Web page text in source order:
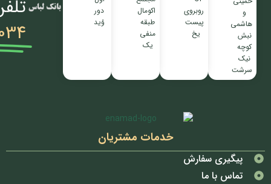
و
هاشمی
نبش
کوچه
نیک
سرشت
روبروی
پیست
یخ
اکومال
طبقه
منفی
یک
دور
وُید
خدمات مشتریان
پیگیری سفارش
تماس با ما